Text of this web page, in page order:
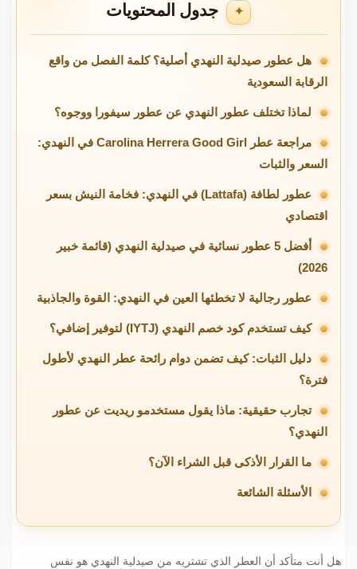
جدول المحتويات
هل عطور صيدلية النهدي أصلية؟ كلمة الفصل من واقع
الرقابة السعودية
لماذا تختلف عطور النهدي عن عطور سيفورا ووجوه؟
مراجعة عطر Carolina Herrera Good Girl في النهدي:
السعر والثبات
عطور لطافة (Lattafa) في النهدي: فخامة النيش بسعر
اقتصادي
أفضل 5 عطور نسائية في صيدلية النهدي (قائمة خبير
2026)
عطور رجالية لا تخطئها العين في النهدي: القوة والجاذبية
كيف تستخدم كود خصم النهدي (IYTJ) لتوفير إضافي؟
دليل الثبات: كيف تضمن دوام رائحة عطر النهدي لأطول
فترة؟
تجارب حقيقية: ماذا يقول مستخدمو ريديت عن عطور
النهدي؟
ما القرار الأذكى قبل الشراء الآن؟
الأسئلة الشائعة
هل أنت متأكد أن العطر الذي تشتريه من صيدلية النهدي هو نفس